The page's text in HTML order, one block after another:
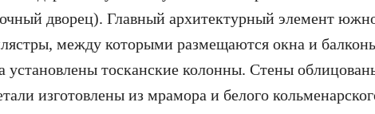
дворец). Главный архитектурный элемент
между которыми размещаются окна и
установлены тосканские колонны. Стены
изготовлены из мрамора и белого